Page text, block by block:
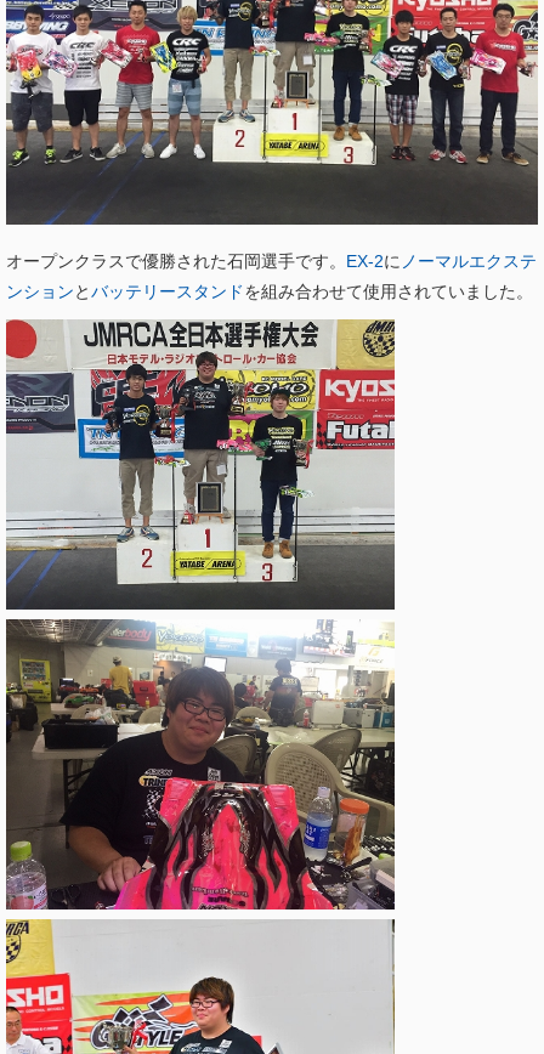
オープンクラスで優勝された石岡選手です。 EX-2に ノーマルエクステ
ンションとバッテリースタンドを組み合わせて使用されていました。